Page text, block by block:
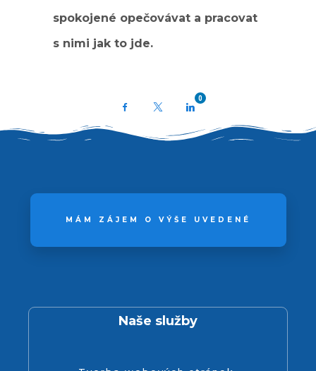
spokojené opečovávat a pracovat
s nimi jak to jde.
Facebook
0
MÁM ZÁJEM O VÝŠE UVEDENÉ
Naše služby